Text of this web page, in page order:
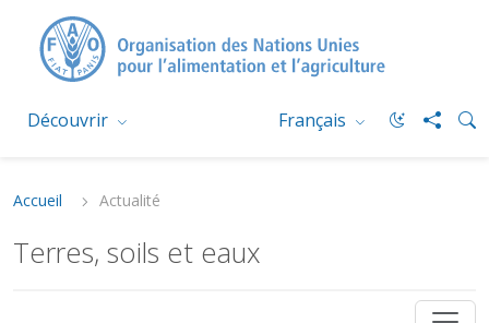
Découvrir Français
Accueil Actualité
Terres, soils et eaux